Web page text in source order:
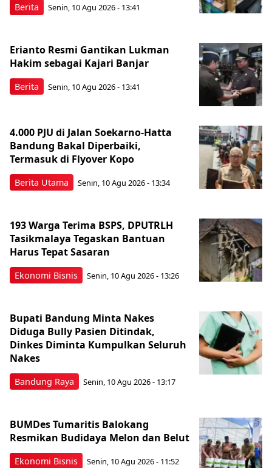
Berita Senin, 10 Agu 2026 - 13:41
Berita
Erianto Resmi Gantikan Lukman
Hakim sebagai Kajari Banjar
Senin, 10 Agu 2026 - 13:41
Berita Utama
4.000 PJU di Jalan Soekarno-Hatta
Bandung Bakal Diperbaiki,
Termasuk di Flyover Kopo
Senin, 10 Agu 2026 - 13:34
Ekonomi Bisnis
193 Warga Terima BSPS, DPUTRLH
Tasikmalaya Tegaskan Bantuan
Harus Tepat Sasaran
Senin, 10 Agu 2026 - 13:26
Bandung Raya
Bupati Bandung Minta Nakes
Diduga Bully Pasien Ditindak,
Dinkes Diminta Kumpulkan Seluruh
Nakes
Senin, 10 Agu 2026 - 13:17
Ekonomi Bisnis
BUMDes Tumaritis Balokang
Resmikan Budidaya Melon dan Belut
Senin, 10 Agu 2026 - 11:52